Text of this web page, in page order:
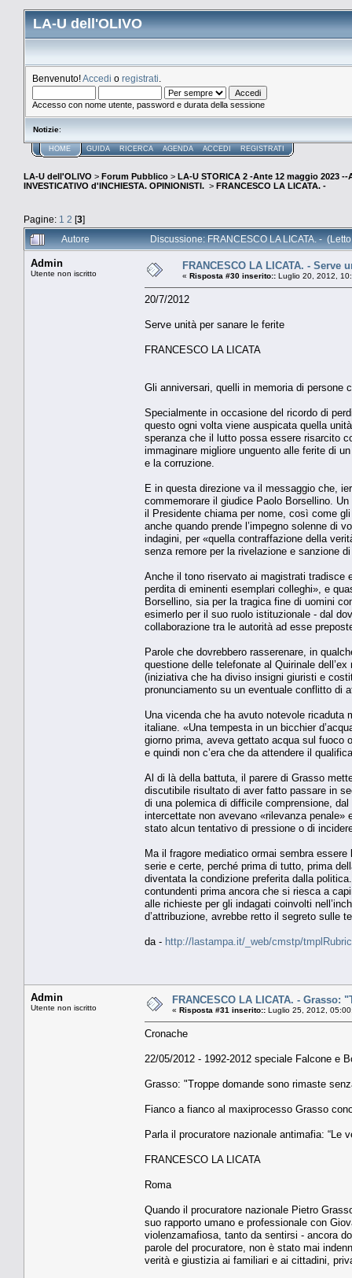
LA-U dell'OLIVO
Benvenuto!Accedi o registrati
Accesso con nome utente, password e durata della sessione
Notizie:
HOME GUIDA RICERCA AGENDA ACCEDI REGISTRATI
LA-U dell'OLIVO > Forum Pubblico > LA-U STORICA 2 -Ante 12 maggio 2023 --
INVESTICATIVO d'INCHIESTA. OPINIONISTI. > FRANCESCO LA LICATA. -
Pagine: 1 2 [3]
Autore
Discussione: FRANCESCO LA LICATA. -
Admin
Utente non iscritto
FRANCESCO LA LICATA. - Serve
« Risposta #30 inserito:: Luglio 20, 2012,
20/7/2012
Serve unità per sanare le ferite
FRANCESCO LA LICATA
Gli anniversari, quelli in memoria di persone
Specialmente in occasione del ricordo di
questo ogni volta viene auspicata quella
speranza che il lutto possa essere risarcito
immaginare migliore unguento alle ferite di
e la corruzione.
E in questa direzione va il messaggio che,
commemorare il giudice Paolo Borsellino.
il Presidente chiama per nome, così come
anche quando prende l’impegno solenne di
indagini, per «quella contraffazione della
senza remore per la rivelazione e sanzione
Anche il tono riservato ai magistrati tradisce
perdita di eminenti esemplari colleghi», e
Borsellino, sia per la tragica fine di uomini
esimerlo per il suo ruolo istituzionale - dal
collaborazione tra le autorità ad esse
Parole che dovrebbero rasserenare, in
questione delle telefonate al Quirinale
(iniziativa che ha diviso insigni giuristi e
pronunciamento su un eventuale conflitto di
Una vicenda che ha avuto notevole ricaduta
italiane. «Una tempesta in un bicchier
giorno prima, aveva gettato acqua sul fuoco
e quindi non c’era che da attendere il
Al di là della battuta, il parere di Grasso
discutibile risultato di aver fatto passare in
di una polemica di difficile comprensione,
intercettate non avevano «rilevanza penale»
stato alcun tentativo di pressione o di
Ma il fragore mediatico ormai sembra
serie e certe, perché prima di tutto, prima
diventata la condizione preferita dalla
contundenti prima ancora che si riesca a
alle richieste per gli indagati coinvolti
d’attribuzione, avrebbe retto il segreto sulle
da - http://lastampa.it/_web/cmstp/
Admin
Utente non iscritto
FRANCESCO LA LICATA. -
« Risposta #31 inserito:: Luglio 25, 2012,
Cronache
22/05/2012 - 1992-2012 speciale Falcone e
Grasso: "Troppe domande sono rimaste
Fianco a fianco al maxiprocesso Grasso
Parla il procuratore nazionale antimafia: “Le
FRANCESCO LA LICATA
Roma
Quando il procuratore nazionale Pietro
suo rapporto umano e professionale con
violenzamafiosa, tanto da sentirsi - ancora
parole del procuratore, non è stato mai
verità e giustizia ai familiari e ai cittadini,